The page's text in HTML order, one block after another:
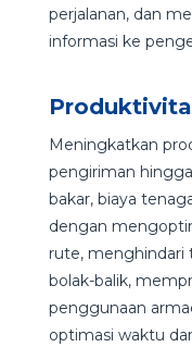
perjalanan, dan
informasi ke
Meningkatkan
pengiriman
bakar, biaya
dengan
rute, menghindari
bolak-balik,
penggunaan
optimasi waktu